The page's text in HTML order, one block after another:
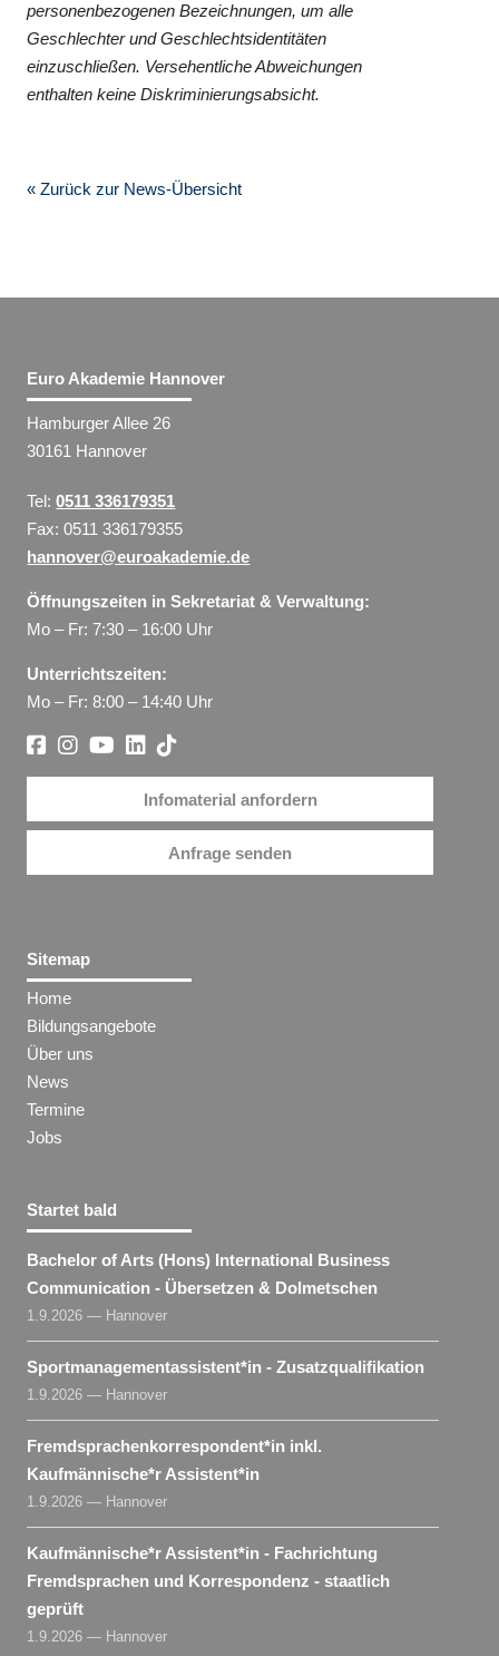
personenbezogenen Bezeichnungen, um alle
Geschlechter und Geschlechtsidentitäten
einzuschließen. Versehentliche Abweichungen
enthalten keine Diskriminierungsabsicht.
« Zurück zur News-Übersicht
Euro Akademie Hannover
Hamburger Allee 26
30161 Hannover
Tel:0511 336179351
Fax: 0511 336179355
hannover@euroakademie.de
Öffnungszeiten in Sekretariat & Verwaltung:
Mo – Fr: 7:30 – 16:00 Uhr
Unterrichtszeiten:
Mo – Fr: 8:00 – 14:40 Uhr
Infomaterial anfordern
Anfrage senden
Sitemap
Home
Bildungsangebote
Über uns
News
Termine
Jobs
Startet bald
Bachelor of Arts (Hons) International Business
Communication - Übersetzen & Dolmetschen
1.9.2026 — Hannover
Sportmanagementassistent​*in - Zusatzqualifikation
1.9.2026 — Hannover
Fremdsprachenkorrespondent​*in inkl.
Kaufmännische*r Assistent​*in
1.9.2026 — Hannover
Kaufmännische*r Assistent​*in - Fachrichtung
Fremdsprachen und Korrespondenz - staatlich
geprüft
1.9.2026 — Hannover